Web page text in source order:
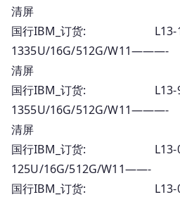
清屏
国行IBM_订货:
1335U/16G/512G/
清屏
国行IBM_订货:
1355U/16G/512G/
清屏
国行IBM_订货: L13-
125U/16G/512G/
国行IBM_订货: L13-